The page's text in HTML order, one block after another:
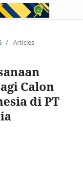
/ Articles
Calon
di PT